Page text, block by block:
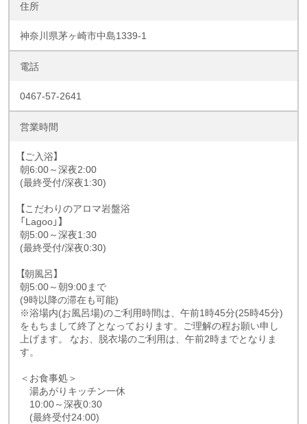
住所
神奈川県茅ヶ崎市中島1339-1
電話
0467-57-2641
営業時間
【ご入浴】
朝6:00～深夜2:00
(最終受付/深夜1:30)
【こだわりのアロマ岩盤浴
「Lagoo」】
朝5:00～深夜1:30
(最終受付/深夜0:30)
【朝風呂】
朝5:00～朝9:00まで
(9時以降の滞在も可能)
※浴場内(お風呂場)のご利用時間は、午前1時45分(25時45分)
をもちまして終了となっております。ご理解の程お願い申し
上げます。 なお、脱衣場のご利用は、午前2時までとなりま
す。
＜お食事処＞
湯あがりキッチン一休
10:00～深夜0:30
(最終受付24:00)